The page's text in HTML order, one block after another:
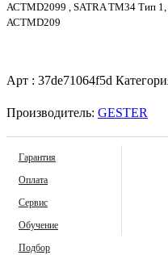
АСТМD2099 , SATRA ТМ34 Тип 1,
АСТМD209
Арт : 37de71064f5d
Производитель: GESTER
Гарантия
Оплата
Сервис
Обучение
Подбор